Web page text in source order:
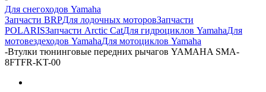
Для снегоходов Yamaha
Запчасти BRPДля лодочных моторовЗапчасти
POLARISЗапчасти Arctic CatДля гидроциклов YamahaДля
мотовездеходов YamahaДля мотоциклов Yamaha
-Втулки тюнинговые передних рычагов YAMAHA SMA-
8FTFR-KT-00